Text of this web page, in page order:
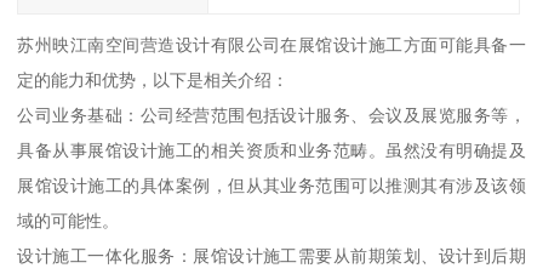
苏州映江南空间营造设计有限公司在展馆设计施工方面可能具备一
定的能力和优势，以下是相关介绍：
公司业务基础：公司经营范围包括设计服务、会议及展览服务等，
具备从事展馆设计施工的相关资质和业务范畴。虽然没有明确提及
展馆设计施工的具体案例，但从其业务范围可以推测其有涉及该领
域的可能性。
设计施工一体化服务：展馆设计施工需要从前期策划、设计到后期